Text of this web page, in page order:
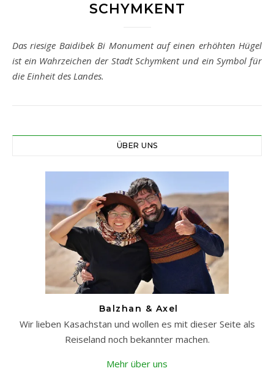
SCHYMKENT
Das riesige Baidibek Bi Monument auf einen erhöhten Hügel
ist ein Wahrzeichen der Stadt Schymkent und ein Symbol für
die Einheit des Landes.
ÜBER UNS
Balzhan & Axel
Wir lieben Kasachstan und wollen es mit dieser Seite als
Reiseland noch bekannter machen.
Mehr über uns